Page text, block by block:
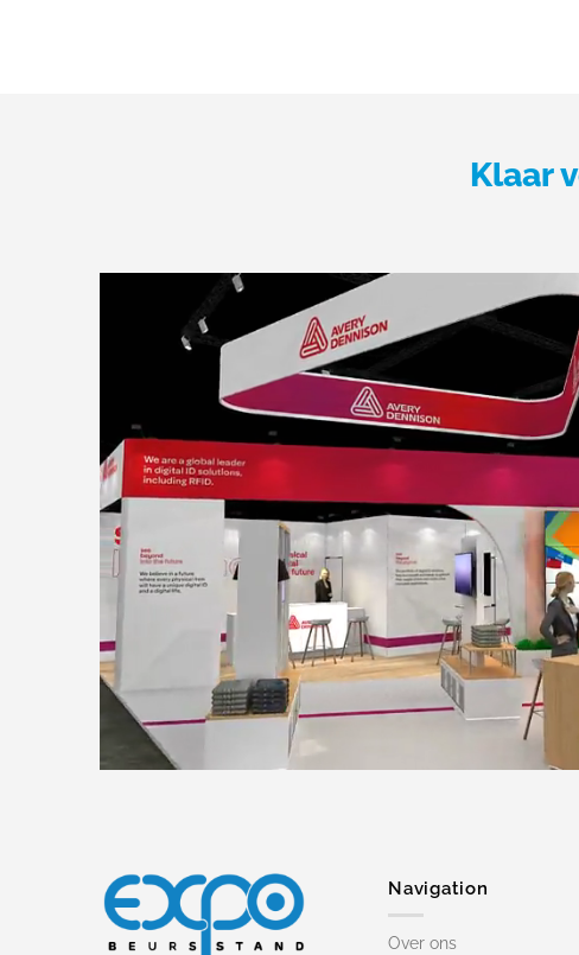
Klaar
Navigation
Over ons